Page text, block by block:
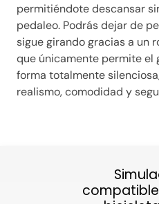
permitiéndote descansar
pedaleo. Podrás dejar de
sigue girando gracias a un
que únicamente permite el
forma totalmente
realismo, comodidad y